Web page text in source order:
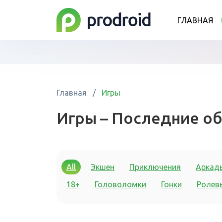
ГЛАВНАЯ
Главная / Игры
Игры – Последние
All Экшен Приключения
18+
Головоломки Гонки